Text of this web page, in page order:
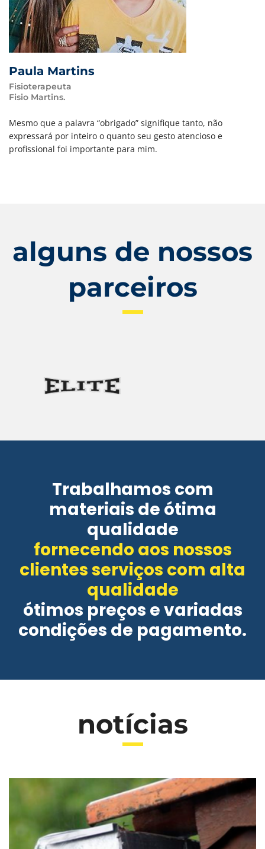
Paula Martins
Fisioterapeuta
Fisio Martins.
Mesmo que a palavra “obrigado” signifique tanto, não
expressará por inteiro o quanto seu gesto atencioso e
profissional foi importante para mim.
alguns de nossos
parceiros
Trabalhamos com
materiais de ótima
qualidade
fornecendo aos nossos
clientes serviços com alta
qualidade
ótimos preços e variadas
condições de pagamento.
notícias